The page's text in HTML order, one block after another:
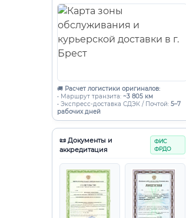
🚚 Расчет логистики оригиналов:
• Маршрут транзита: ~3 805 км
• Экспресс-доставка СДЭК / Почтой: 5–7
рабочих дней
📜 Документы и
аккредитация
ФИС
ФРДО